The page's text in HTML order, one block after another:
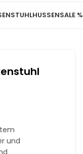
STUHLHUSSENSALE %
und